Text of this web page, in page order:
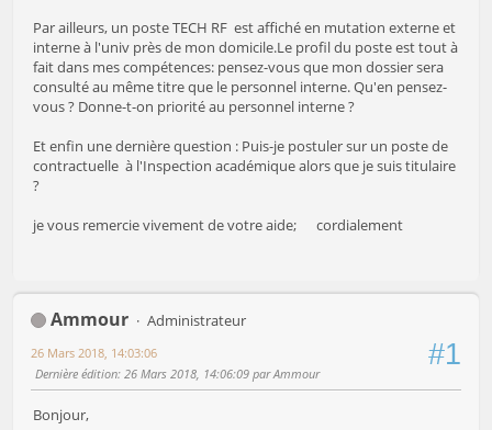
Par ailleurs, un poste TECH RF est affiché en mutation externe et
interne à l'univ près de mon domicile.Le profil du poste est tout à
fait dans mes compétences: pensez-vous que mon dossier sera
consulté au même titre que le personnel interne. Qu'en pensez-
vous ? Donne-t-on priorité au personnel interne ?
Et enfin une dernière question : Puis-je postuler sur un poste de
contractuelle à l'Inspection académique alors que je suis titulaire
?
je vous remercie vivement de votre aide; cordialement
Ammour Administrateur
#1
26 Mars 2018, 14:03:06
Dernière édition: 26 Mars 2018, 14:06:09 par Ammour
Bonjour,